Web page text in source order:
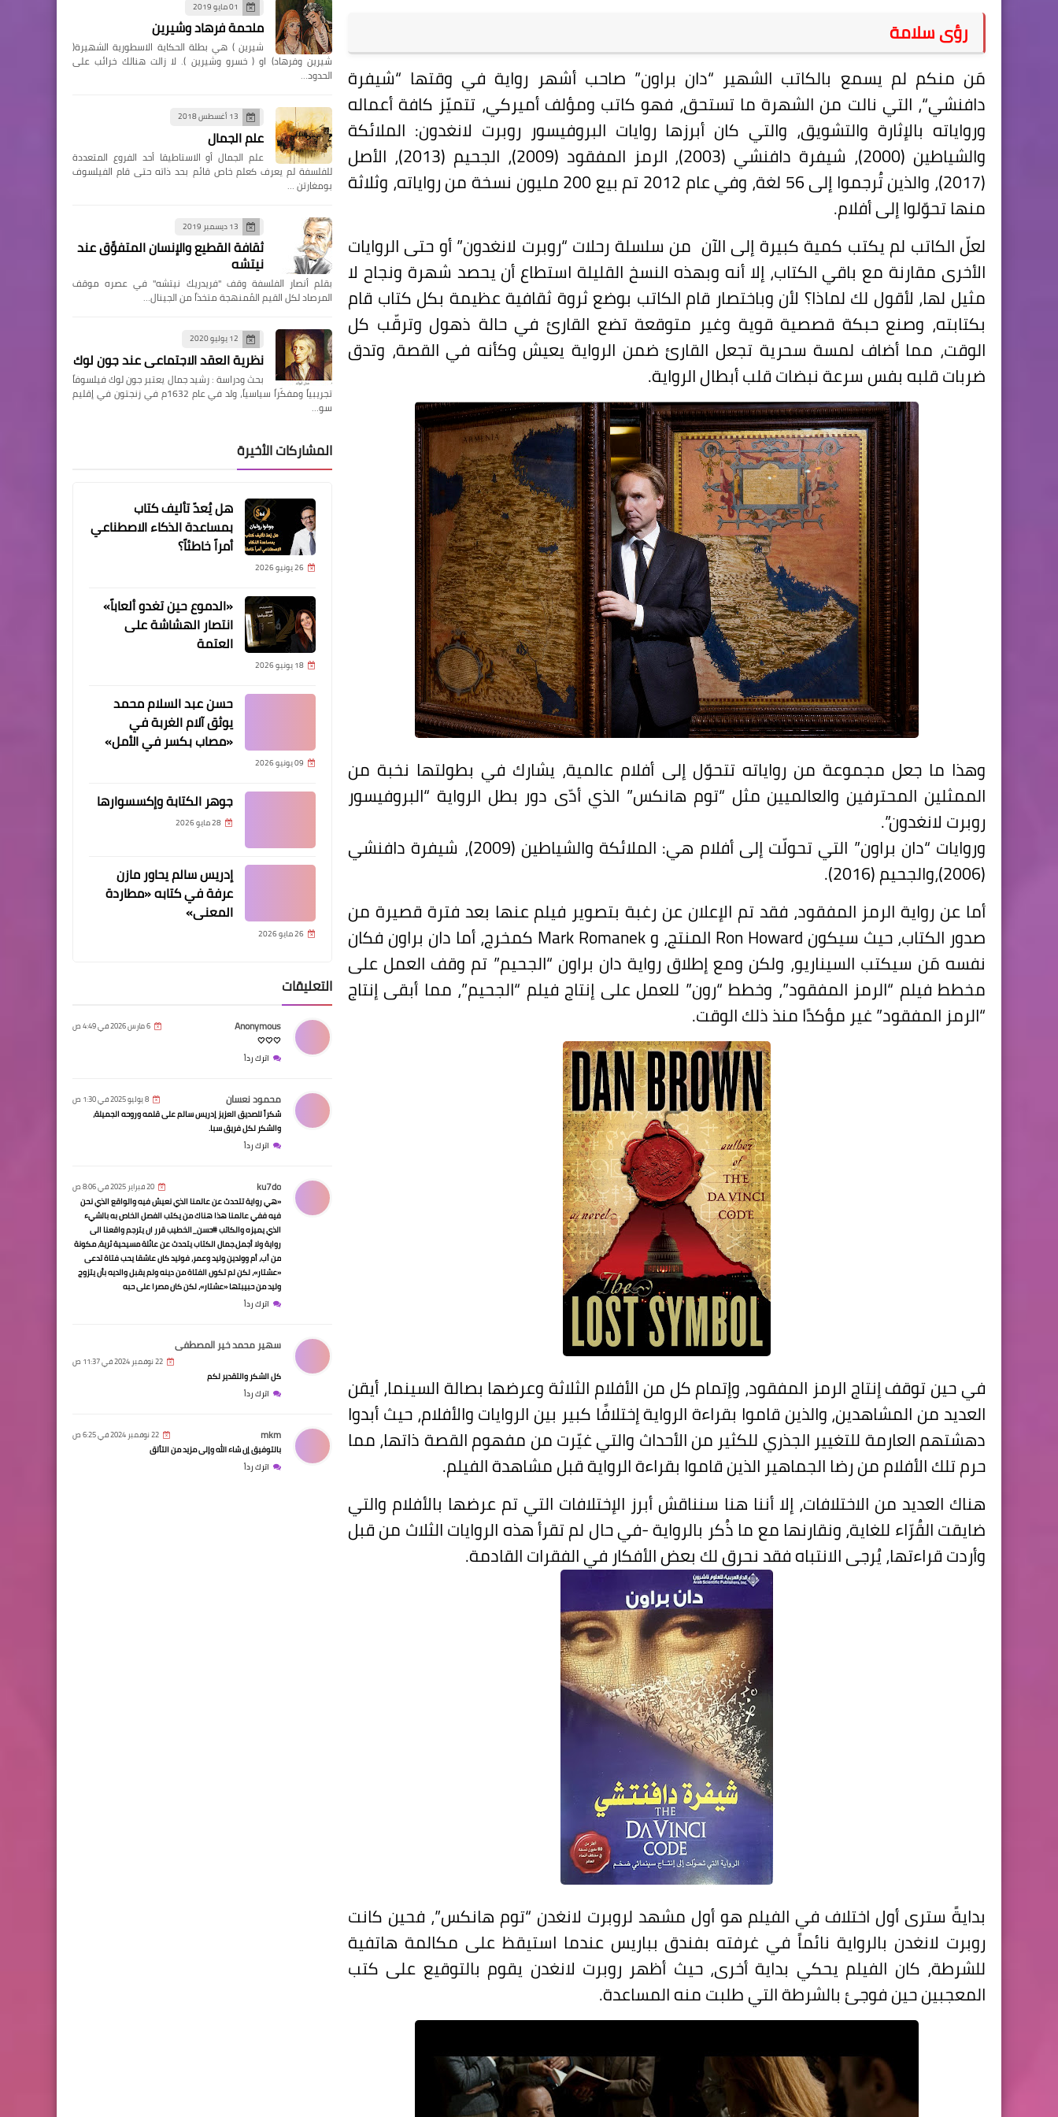
رؤى سلامة
مَن منكم لم يسمع بالكاتب الشهير “دان براون” صاحب أشهر رواية في وقتها “شيفرة
دافنشي“، التي نالت من الشهرة ما تستحق، فهو كاتب ومؤلف أميركي، تتميّز كافة أعماله
ورواياته بالإثارة والتشويق، والتي كان أبرزها روايات البروفيسور روبرت لانغدون: الملائكة
والشياطين (2000)، شيفرة دافنشي (2003)، الرمز المفقود (2009)، الجحيم (2013)، الأصل
(2017)، والذين تُرجموا إلى 56 لغة، وفي عام 2012 تم بيع 200 مليون نسخة من رواياته، وثلاثة
منها تحوّلوا إلى أفلام.
لعلّ الكاتب لم يكتب كمية كبيرة إلى الآن من سلسلة رحلات “روبرت لانغدون” أو حتى الروايات
الأخرى مقارنة مع باقي الكتاب، إلا أنه وبهذه النسخ القليلة استطاع أن يحصد شهرة ونجاح لا
مثيل لها، لأقول لك لماذا؟ لأن وباختصار قام الكاتب بوضع ثروة ثقافية عظيمة بكل كتاب قام
بكتابته، وصنع حبكة قصصية قوية وغير متوقعة تضع القارئ في حالة ذهول وترقّب كل
الوقت، مما أضاف لمسة سحرية تجعل القارئ ضمن الرواية يعيش وكأنه في القصة، وتدق
ضربات قلبه بفس سرعة نبضات قلب أبطال الرواية.
وهذا ما جعل مجموعة من رواياته تتحوّل إلى أفلام عالمية، يشارك في بطولتها نخبة من
الممثلين المحترفين والعالميين مثل “توم هانكس” الذي أدّى دور بطل الرواية “البروفيسور
روبرت لانغدون”.
وروايات “دان براون” التي تحولّت إلى أفلام هي: الملائكة والشياطين (2009)، شيفرة دافنشي
(2006)،والجحيم (2016).
أما عن رواية الرمز المفقود، فقد تم الإعلان عن رغبة بتصوير فيلم عنها بعد فترة قصيرة من
صدور الكتاب، حيث سيكونRon Howard المنتج، وMark Romanek كمخرج، أما دان براون فكان
نفسه مَن سيكتب السيناريو، ولكن ومع إطلاق رواية دان براون “الجحيم” تم وقف العمل على
مخطط فيلم “الرمز المفقود”، وخطط “رون” للعمل على إنتاج فيلم “الجحيم”، مما أبقى إنتاج
“الرمز المفقود” غير مؤكدًا منذ ذلك الوقت.
في حين توقف إنتاج الرمز المفقود، وإتمام كل من الأفلام الثلاثة وعرضها بصالة السينما، أيقن
العديد من المشاهدين، والذين قاموا بقراءة الرواية إختلافًا كبير بين الروايات والأفلام، حيث أبدوا
دهشتهم العارمة للتغيير الجذري للكثير من الأحداث والتي غيّرت من مفهوم القصة ذاتها، مما
حرم تلك الأفلام من رضا الجماهير الذين قاموا بقراءة الرواية قبل مشاهدة الفيلم.
هناك العديد من الاختلافات، إلا أننا هنا سنناقش أبرز الإختلافات التي تم عرضها بالأفلام والتي
ضايقت القُرّاء للغاية، ونقارنها مع ما ذُكر بالرواية -في حال لم تقرأ هذه الروايات الثلاث من قبل
وأردت قراءتها، يُرجى الانتباه فقد نحرق لك بعض الأفكار في الفقرات القادمة.
بدايةً سترى أول اختلاف في الفيلم هو أول مشهد لروبرت لانغدن “توم هانكس”، فحين كانت
روبرت لانغدن بالرواية نائماً في غرفته بفندق بباريس عندما استيقظ على مكالمة هاتفية
للشرطة، كان الفيلم يحكي بداية أخرى، حيث أظهر روبرت لانغدن يقوم بالتوقيع على كتب
المعجبين حين فوجئ بالشرطة التي طلبت منه المساعدة.
01 مايو 2019
ملحمة فرهاد وشيرين
شيرين ) هي بطلة الحكاية الاسطورية الشهيرة(
شيرين وفرهاد) او ( خسرو وشيرين ). لا زالت هنالك خرائب على
الحدود…
13 أغسطس 2018
علم الجمال
علم الجمال أو الاستاطيقا أحد الفروع المتعددة
للفلسفة لم يعرف كعلم خاص قائم بحد ذاته حتى قام الفيلسوف
بومغارتن …
13 ديسمبر 2019
ثقافة القطيع والإنسان المتفوِّق عند
نيتشه
بقلم أنصار الفلسفة وقف "فريدريك نيتشه" في عصره موقف
المرصاد لكل القيم المُمنهجة متخذاً من الجينال…
12 يوليو 2020
نظرية العقد الاجتماعي عند جون لوك
بحث ودراسة : رشيد جمال يعتبر جون لوك فيلسوفاً
تجريبياً ومفكّراً سياسياً، ولد في عام 1632م في زنجتون في إقليم
سو…
المشاركات الأخيرة
هل يُعدّ تأليف كتاب
بمساعدة الذكاء الاصطناعي
أمراً خاطئاً؟
26 يونيو 2026
«الدموع حين تغدو ألعاباً»
انتصار الهشاشة على
العتمة
18 يونيو 2026
حسن عبد السلام محمد
يوثق آلام الغربة في
«مصاب بكسر في الأمل»
09 يونيو 2026
جوهر الكتابة وإكسسوارها
28 مايو 2026
إدريس سالم يحاور مازن
عرفة في كتابه «مطاردة
المعنى»
26 مايو 2026
التعليقات
Anonymous 6 مارس 2026 في 4:49 ص
🤍🤍🤍
اترك رداً
محمود نعسان 8 يوليو 2025 في 1:30 ص
شكراً للصديق العزيز إدريس سالم على قلمه وروحه الجميلة،
والشكر لكل فريق سبا.
اترك رداً
ku7do 20 فبراير 2025 في 8:06 ص
«هي رواية تتحدث عن عالمنا الذي نعيش فيه والواقع الذي نحن
فيه ففي عالمنا هذا هناك من يكتب الفصل الخاص به بالشيء
الذي يميزه والكاتب #حسن_الخطيب قرر ان يترجم واقعنا الى
رواية ولا أجمل.جمال الكتاب يتحدث عن عائلة مسيحية ثرية، مكونة
من أب، أم وولدين وليد وعمر، فوليد كان عاشقا يحب فتاة تدعى
«عشتار»، لكن لم تكون الفتاة من دينه ولم يقبل والديه بأن يتزوج
وليد من حبيبتها «عشتار»، لكن كان مصرا على حبه
اترك رداً
سهير محمد خير المصطفى
22 نوفمبر 2024 في 11:37 ص
كل الشكر والتقدير لكم
اترك رداً
mkm 22 نوفمبر 2024 في 6:25 ص
بالتوفيق إن شاء الله وإلى مزيد من التألق
اترك رداً